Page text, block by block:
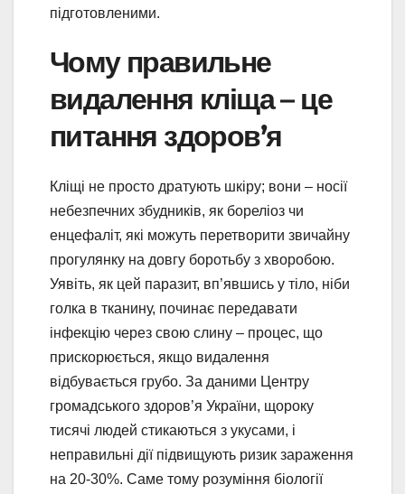
підготовленими.
Чому правильне
видалення кліща – це
питання здоров’я
Кліщі не просто дратують шкіру; вони – носії
небезпечних збудників, як бореліоз чи
енцефаліт, які можуть перетворити звичайну
прогулянку на довгу боротьбу з хворобою.
Уявіть, як цей паразит, вп’явшись у тіло, ніби
голка в тканину, починає передавати
інфекцію через свою слину – процес, що
прискорюється, якщо видалення
відбувається грубо. За даними Центру
громадського здоров’я України, щороку
тисячі людей стикаються з укусами, і
неправильні дії підвищують ризик зараження
на 20-30%. Саме тому розуміння біології